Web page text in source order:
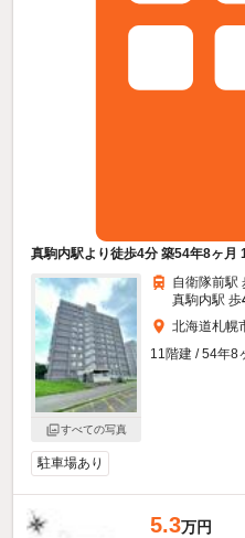
真駒内駅より徒歩4分 築54年8ヶ月
すべての写真
自衛隊前駅
真駒内駅 歩
北海道札幌
11階建 / 54年8
駐車場あり
5.3万円